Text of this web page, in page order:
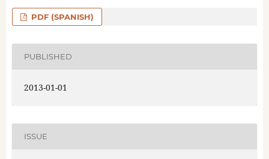
PDF (SPANISH)
PUBLISHED
2013-01-01
ISSUE